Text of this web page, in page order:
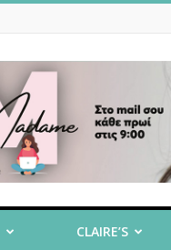
CLAIRE’S